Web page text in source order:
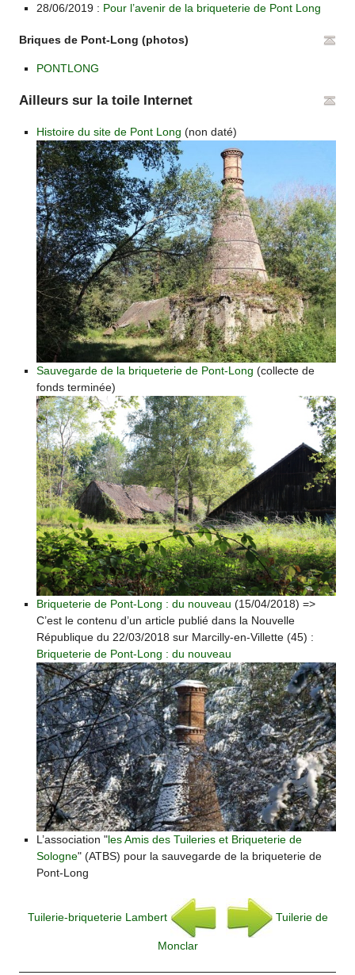
28/06/2019 : Pour l’avenir de la briqueterie de Pont Long
Briques de Pont-Long (photos)
PONTLONG
Ailleurs sur la toile Internet
Histoire du site de Pont Long (non daté)
Sauvegarde de la briqueterie de Pont-Long (collecte de
fonds terminée)
Briqueterie de Pont-Long : du nouveau (15/04/2018) =>
C’est le contenu d’un article publié dans la Nouvelle
République du 22/03/2018 sur Marcilly-en-Villette (45) :
Briqueterie de Pont-Long : du nouveau
L’association "les Amis des Tuileries et Briqueterie de
Sologne" (ATBS) pour la sauvegarde de la briqueterie de
Pont-Long
Tuilerie-briqueterie Lambert Tuilerie de
Monclar